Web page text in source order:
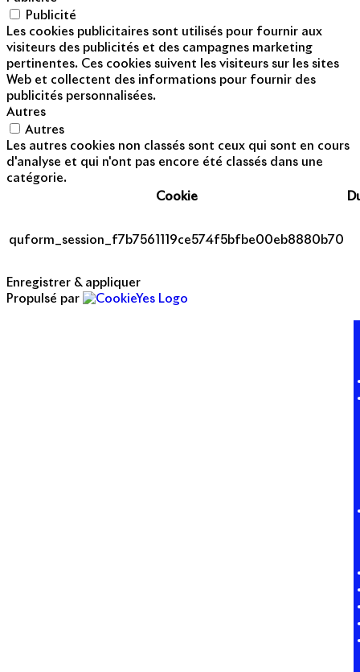
Publicité
Les cookies publicitaires sont utilisés pour fournir aux
visiteurs des publicités et des campagnes marketing
pertinentes. Ces cookies suivent les visiteurs sur les sites
Web et collectent des informations pour fournir des
publicités personnalisées.
Autres
Autres
Les autres cookies non classés sont ceux qui sont en cours
d'analyse et qui n'ont pas encore été classés dans une
catégorie.
Cookie
quform_session_f7b7561119ce574f5bfbe00eb8880b70
Enregistrer & appliquer
Propulsé par